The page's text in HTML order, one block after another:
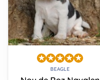
BEAGLE